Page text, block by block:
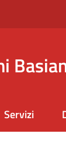
Servizi